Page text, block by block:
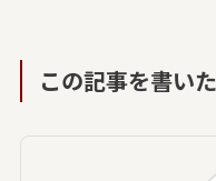
この記事を書い